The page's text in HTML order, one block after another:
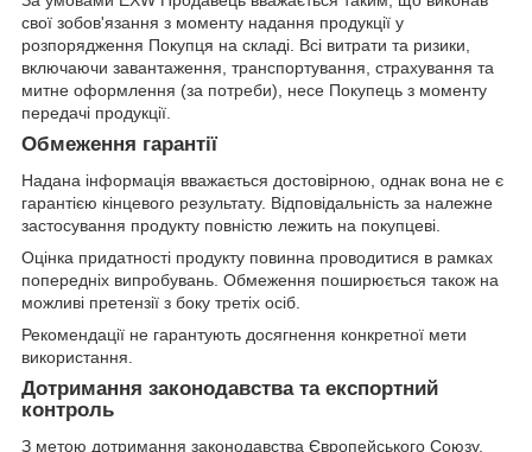
свої зобов'язання з моменту надання продукції у
розпорядження Покупця на складі. Всі витрати та ризики,
включаючи завантаження, транспортування, страхування та
митне оформлення (за потреби), несе Покупець з моменту
передачі продукції.
Обмеження гарантії
Надана інформація вважається достовірною, однак вона не є
гарантією кінцевого результату. Відповідальність за належне
застосування продукту повністю лежить на покупцеві.
Оцінка придатності продукту повинна проводитися в рамках
попередніх випробувань. Обмеження поширюється також на
можливі претензії з боку третіх осіб.
Рекомендації не гарантують досягнення конкретної мети
використання.
Дотримання законодавства та експортний
контроль
З метою дотримання законодавства Європейського Союзу,